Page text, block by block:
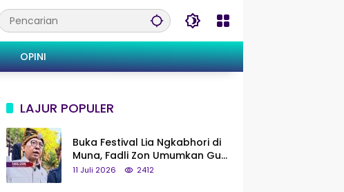
OPINI
LAJUR POPULER
Buka Festival Lia Ngkabhori di
Muna, Fadli Zon Umumkan Gua
Metanduno Segera Naik Status
11 Juli 2026 2412